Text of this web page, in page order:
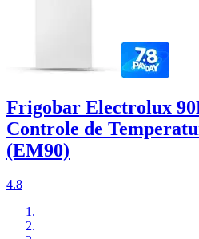
Frigobar Electrolux
Controle de
(EM90)
4.8